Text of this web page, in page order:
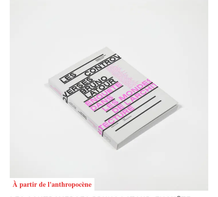
À partir de l'anthropocène